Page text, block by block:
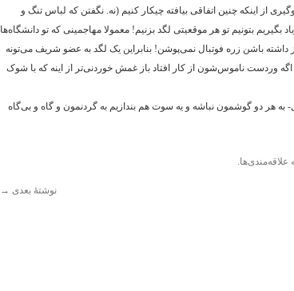
از اینکه چنین اتفاقی بیافته چیکار کنیم (نه. نگفتن که لباس تنگ و
بگیریم بتونیم تو هر موقعیتی لگد بزنیم! معمولا مهاجمینی که تو دانشگاه‌ها
باشن زره فوتبال نمی‌پوشن! بنابراین یک لگد به عضو شریف می‌تونه
اگه وردست ناموس‌شون از کار افتاد باز غمش خوردنی‌تر از اینه که با شوک
به هر دو گوشمون نباشه و یه سوت هم بندازیم به گردنمون و گاه و بی‌گاه
علاقه‌مندی‌ها.
نوشتهٔ بعدی →